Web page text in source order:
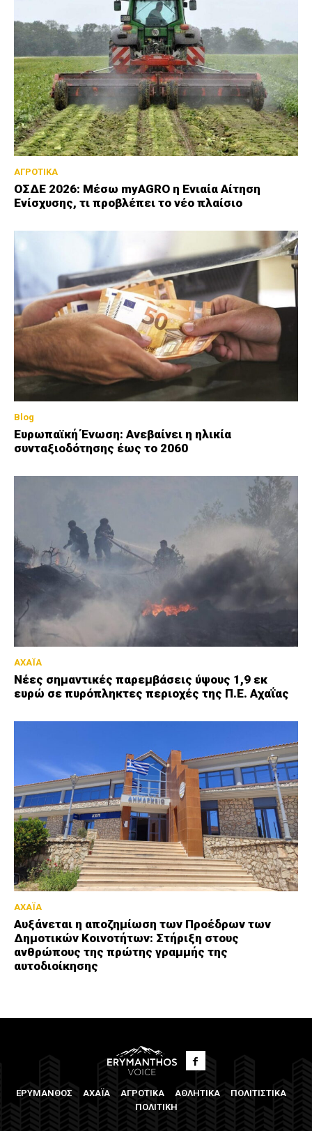
ΑΓΡΟΤΙΚΑ
ΟΣΔΕ 2026: Μέσω myAGRO η Ενιαία Αίτηση
Ενίσχυσης, τι προβλέπει το νέο πλαίσιο
Blog
Ευρωπαϊκή Ένωση: Ανεβαίνει η ηλικία
συνταξιοδότησης έως το 2060
ΑΧΑΪΑ
Νέες σημαντικές παρεμβάσεις ύψους 1,9 εκ
ευρώ σε πυρόπληκτες περιοχές της Π.Ε. Αχαΐας
ΑΧΑΪΑ
Αυξάνεται η αποζημίωση των Προέδρων των
Δημοτικών Κοινοτήτων: Στήριξη στους
ανθρώπους της πρώτης γραμμής της
αυτοδιοίκησης
ΕΡΥΜΑΝΘΟΣ ΑΧΑΪΑ ΑΓΡΟΤΙΚΑ ΑΘΛΗΤΙΚΑ
ΠΟΛΙΤΙΣΤΙΚΑ
ΠΟΛΙΤΙΚΗ